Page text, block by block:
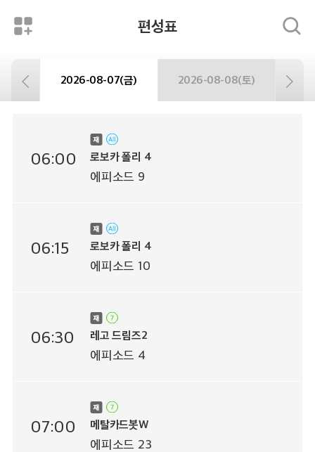
편성표
2026-08-07(금) 2026-08-08(토)
06:00 로보카 폴리 4
에피소드 9
06:15 로보카 폴리 4
에피소드 10
06:30 레고 드림즈2
에피소드 4
07:00 메탈카드봇W
에피소드 23